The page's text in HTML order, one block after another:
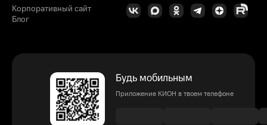
Корпоративный сайт
Блог
Будь мобильным
Приложение КИОН в твоем телефоне